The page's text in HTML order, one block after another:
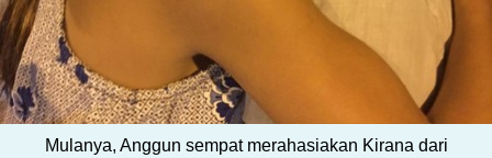
Mulanya, Anggun sempat merahasiakan Kirana dari